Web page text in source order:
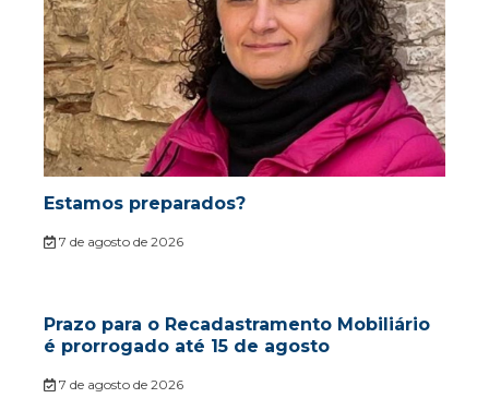
Estamos preparados?
7 de agosto de 2026
Prazo para o Recadastramento Mobiliário
é prorrogado até 15 de agosto
7 de agosto de 2026